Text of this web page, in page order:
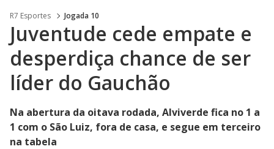
R7 Esportes Jogada 10
Juventude cede empate e
desperdiça chance de ser
líder do Gauchão
Na abertura da oitava rodada, Alviverde fica no 1 a
1 com o São Luiz, fora de casa, e segue em terceiro
na tabela